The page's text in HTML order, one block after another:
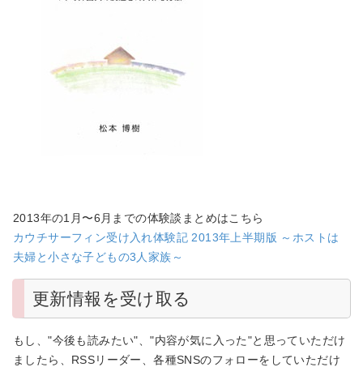
2013年の1月〜6月までの体験談まとめはこちら
カウチサーフィン受け入れ体験記 2013年上半期版 ～ホストは
夫婦と小さな子どもの3人家族～
更新情報を受け取る
もし、"今後も読みたい"、"内容が気に入った"と思っていただけ
ましたら、RSSリーダー、各種SNSのフォローをしていただけ